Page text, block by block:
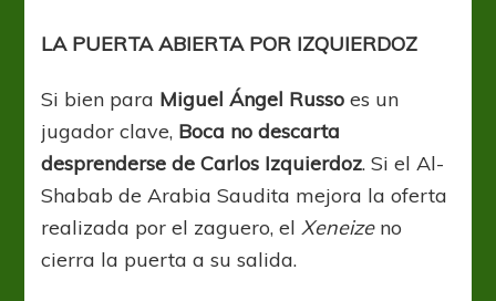
LA PUERTA ABIERTA POR IZQUIERDOZ
Si bien para Miguel Ángel Russoes un
jugador clave, Boca no descarta
desprenderse de Carlos Izquierdoz. Si el Al-
Shabab de Arabia Saudita mejora la oferta
realizada por el zaguero, elXeneizeno
cierra la puerta a su salida.